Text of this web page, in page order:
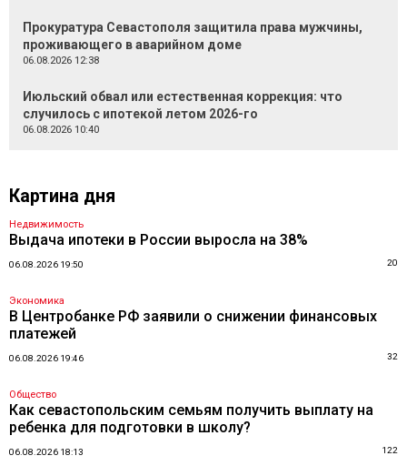
Прокуратура Севастополя защитила права мужчины,
проживающего в аварийном доме
06.08.2026 12:38
Июльский обвал или естественная коррекция: что
случилось с ипотекой летом 2026-го
06.08.2026 10:40
Картина дня
Недвижимость
Выдача ипотеки в России выросла на 38%
06.08.2026 19:50 20
Экономика
В Центробанке РФ заявили о снижении финансовых
платежей
06.08.2026 19:46 32
Общество
Как севастопольским семьям получить выплату на
ребенка для подготовки в школу?
06.08.2026 18:13 122